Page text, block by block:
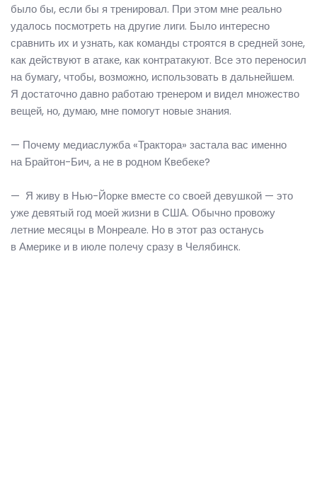
было бы, если бы я тренировал. При этом мне реально
удалось посмотреть на другие лиги. Было интересно
сравнить их и узнать, как команды строятся в средней зоне,
как действуют в атаке, как контратакуют. Все это переносил
на бумагу, чтобы, возможно, использовать в дальнейшем.
Я достаточно давно работаю тренером и видел множество
вещей, но, думаю, мне помогут новые знания.
— Почему медиаслужба «Трактора» застала вас именно
на Брайтон-Бич, а не в родном Квебеке?
— Я живу в Нью-Йорке вместе со своей девушкой — это
уже девятый год моей жизни в США. Обычно провожу
летние месяцы в Монреале. Но в этот раз останусь
в Америке и в июле полечу сразу в Челябинск.